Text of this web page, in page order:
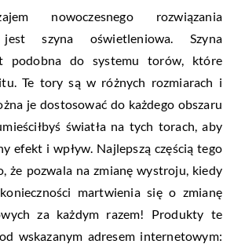
nowoczesnego rozwiązania
jest szyna oświetleniowa. Szyna
podobna do systemu torów, które
Te tory są w różnych rozmiarach i
je dostosować do każdego obszaru
światła na tych torach, aby
efekt i wpływ. Najlepszą częścią tego
że pozwala na zmianę wystroju, kiedy
martwienia się o zmianę
za każdym razem! Produkty te
wskazanym adresem internetowym: